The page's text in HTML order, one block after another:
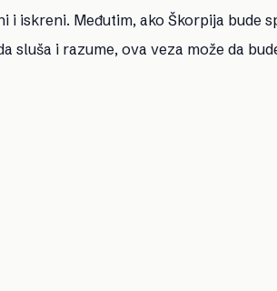
iskreni. Međutim, ako Škorpija bude
sluša i razume, ova veza može da